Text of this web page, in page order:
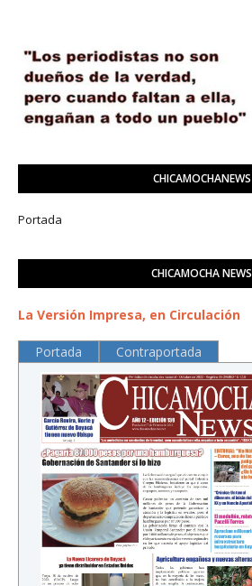
CHICAMOCHANEWS
Portada
CHICAMOCHA NEWS
La Versión Impresa, en Circulación
Portada Contraportada